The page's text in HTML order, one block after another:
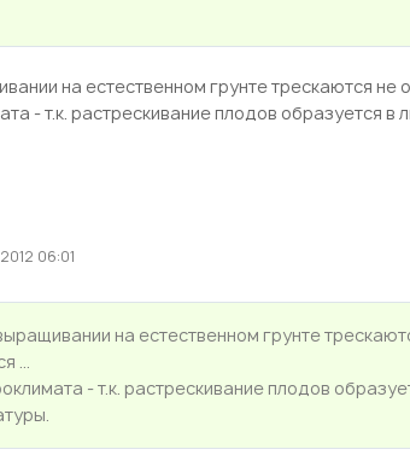
на естественном грунте трескаются не
- т.к. растрескивание плодов образуется
06:01
на естественном грунте
...
- т.к. растрескивание плодов